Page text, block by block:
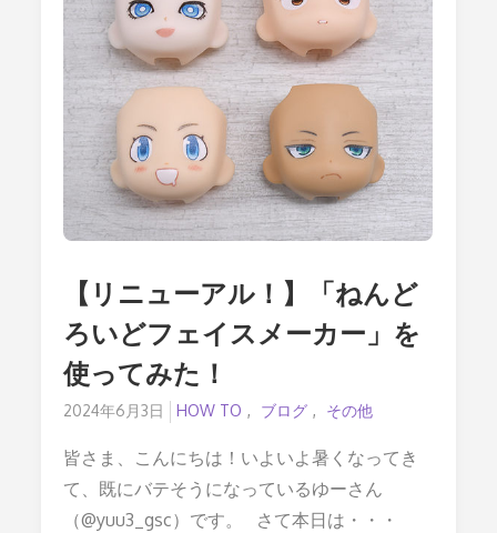
2024
東
京
前！
キ
ャ
ン
ペ
ー
ン
の
ご
【リニューアル！】「ねんど
ろいどフェイスメーカー」を
使ってみた！
Posted
2024年6月3日 HOW TO ブログ その他
皆さま、こんにちは！いよいよ暑くなってき
て、既にバテそうになっているゆーさん
（@yuu3_gsc）です。 さて本日は・・・